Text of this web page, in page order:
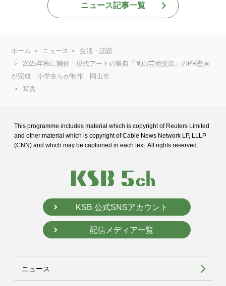
ニュース記事一覧
ホーム ニュース
生活・話題
2025年秋に開催 現代アートの祭典「岡山芸術交流」のPR壁画
が完成 小学生らが制作 岡山市
写真
This programme includes material which is copyright of Reuters Limited
and other material which is copyright of Cable News Network LP, LLLP
(CNN) and which may be captioned in each text. All rights reserved.
KSB 公式SNSアカウント
配信メディア一覧
ニュース